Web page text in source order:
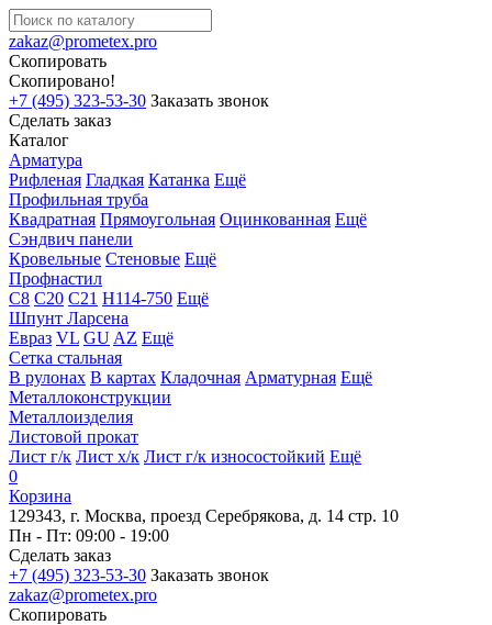
zakaz@prometex.pro
Скопировать
Скопировано!
+7 (495) 323-53-30 Заказать звонок
Сделать заказ
Каталог
Арматура
Рифленая Гладкая Катанка Ещё
Профильная труба
Квадратная Прямоугольная Оцинкованная Ещё
Сэндвич панели
Кровельные Стеновые Ещё
Профнастил
С8 С20 С21 Н114-750 Ещё
Шпунт Ларсена
Евраз VL GU AZ Ещё
Сетка стальная
В рулонах В картах Кладочная Арматурная Ещё
Металлоконструкции
Металлоизделия
Листовой прокат
Лист г/к Лист х/к Лист г/к износостойкий Ещё
0
Корзина
129343, г. Москва, проезд Серебрякова, д. 14 стр. 10
Пн - Пт: 09:00 - 19:00
Сделать заказ
+7 (495) 323-53-30 Заказать звонок
zakaz@prometex.pro
Скопировать